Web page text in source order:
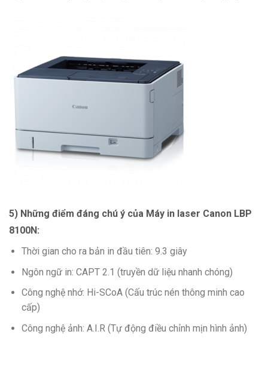
5) Những điểm đáng chú ý của Máy in laser Canon LBP
8100N:
Thời gian cho ra bản in đầu tiên: 9.3 giây
Ngôn ngữ in: CAPT 2.1 (truyền dữ liệu nhanh chóng)
Công nghệ nhớ: Hi-SCoA (Cấu trúc nén thông minh cao
cấp)
Công nghệ ảnh: A.I.R (Tự động điều chỉnh mịn hình ảnh)